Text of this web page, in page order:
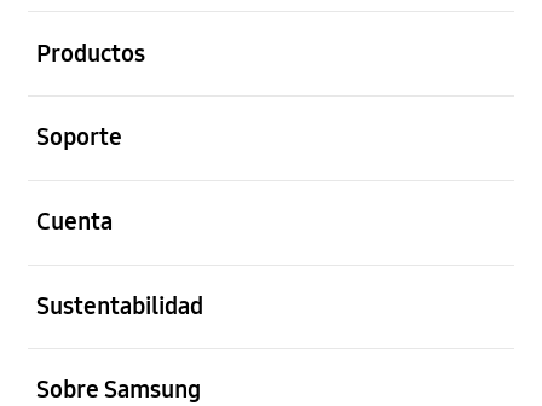
Productos
Soporte
Cuenta
Sustentabilidad
Sobre Samsung